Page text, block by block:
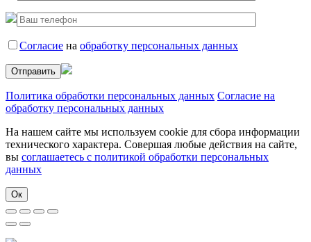
Согласие на обработку персональных данных
Политика обработки персональных данных Согласие на
обработку персональных данных
На нашем сайте мы используем cookie для сбора информации
технического характера. Совершая любые действия на сайте,
вы соглашаетесь с политикой обработки персональных
данных
Ок